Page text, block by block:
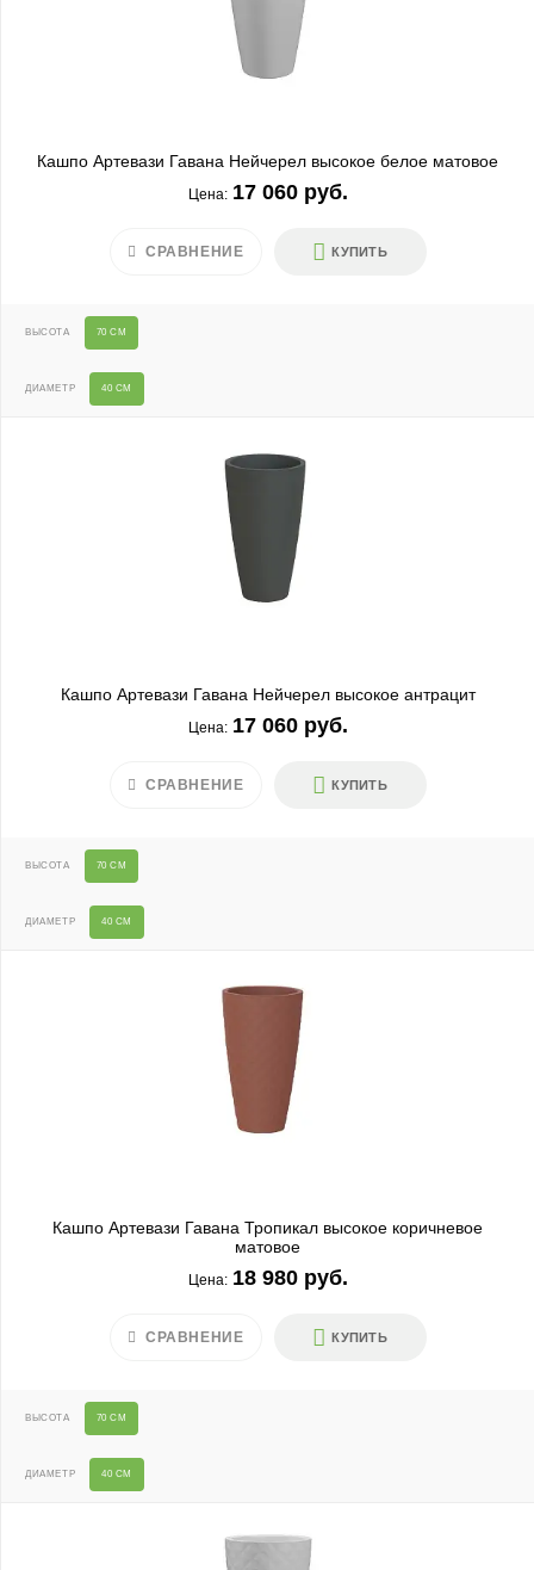
Кашпо Артевази Гавана Нейчерел высокое белое матовое
Цена: 17 060 руб.
КУПИТЬ
СРАВНЕНИЕ
ВЫСОТА 70 СМ
ДИАМЕТР 40 СМ
Кашпо Артевази Гавана Нейчерел высокое антрацит
Цена: 17 060 руб.
КУПИТЬ
СРАВНЕНИЕ
ВЫСОТА 70 СМ
ДИАМЕТР 40 СМ
Кашпо Артевази Гавана Тропикал высокое коричневое
матовое
Цена: 18 980 руб.
КУПИТЬ
СРАВНЕНИЕ
ВЫСОТА 70 СМ
ДИАМЕТР 40 СМ